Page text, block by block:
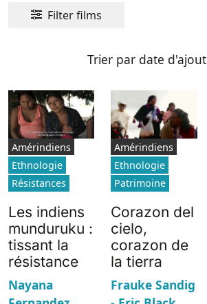
Filter films
Trier par date d'ajout
Amérindiens
Ethnologie
Résistances
Les indiens
munduruku :
tissant la
résistance
Nayana
Amérindiens
Ethnologie
Patrimoine
Corazon del
cielo,
corazon de
la tierra
Frauke Sandig